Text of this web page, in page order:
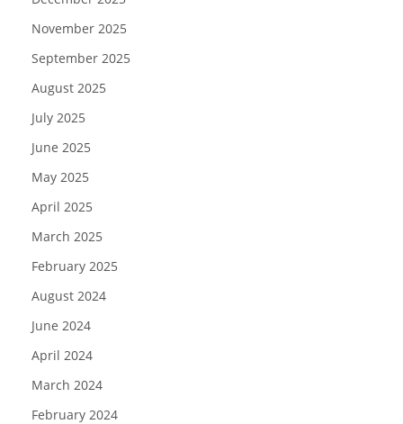
November 2025
September 2025
August 2025
July 2025
June 2025
May 2025
April 2025
March 2025
February 2025
August 2024
June 2024
April 2024
March 2024
February 2024